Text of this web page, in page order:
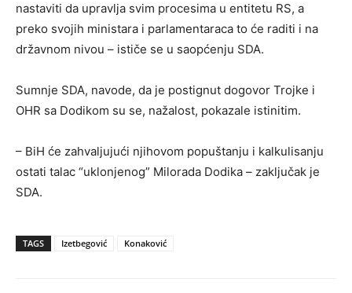
nastaviti da upravlja svim procesima u entitetu RS, a
preko svojih ministara i parlamentaraca to će raditi i na
državnom nivou – ističe se u saopćenju SDA.
Sumnje SDA, navode, da je postignut dogovor Trojke i
OHR sa Dodikom su se, nažalost, pokazale istinitim.
– BiH će zahvaljujući njihovom popuštanju i kalkulisanju
ostati talac “uklonjenog” Milorada Dodika – zaključak je
SDA.
TAGS Izetbegović Konaković